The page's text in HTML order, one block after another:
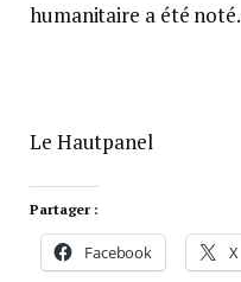
humanitaire a été noté.
Le Hautpanel
Partager :
Facebook X